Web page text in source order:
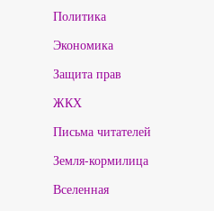
Политика
Экономика
Защита прав
ЖКХ
Письма читателей
Земля-кормилица
Вселенная